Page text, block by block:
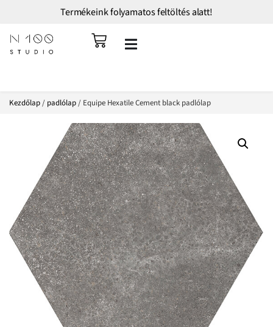
Termékeink folyamatos feltöltés alatt!
Kezdőlap/ padlólap/ Equipe Hexatile Cement black padlólap